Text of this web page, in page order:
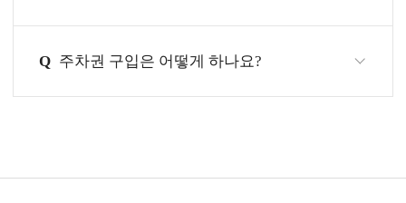
Q 주차권 구입은 어떻게 하나요?